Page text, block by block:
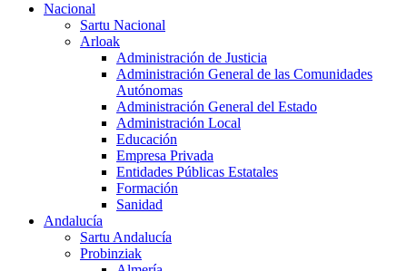
Nacional
Sartu Nacional
Arloak
Administración de Justicia
Administración General de las Comunidades
Autónomas
Administración General del Estado
Administración Local
Educación
Empresa Privada
Entidades Públicas Estatales
Formación
Sanidad
Andalucía
Sartu Andalucía
Probinziak